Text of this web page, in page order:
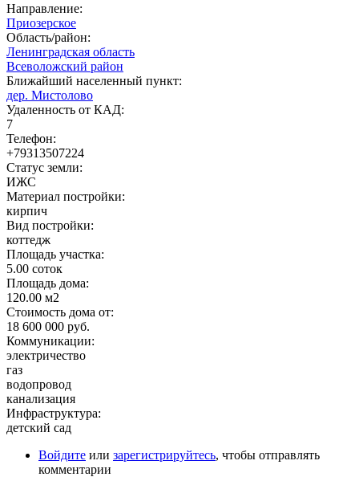
Направление:
Приозерское
Область/район:
Ленинградская область
Всеволожский район
Ближайший населенный пункт:
дер. Мистолово
Удаленность от КАД:
7
Телефон:
+79313507224
Статус земли:
ИЖС
Материал постройки:
кирпич
Вид постройки:
коттедж
Площадь участка:
5.00 соток
Площадь дома:
120.00 м2
Стоимость дома от:
18 600 000 руб.
Коммуникации:
электричество
газ
водопровод
канализация
Инфраструктура:
детский сад
Войдите или зарегистрируйтесь, чтобы отправлять
комментарии